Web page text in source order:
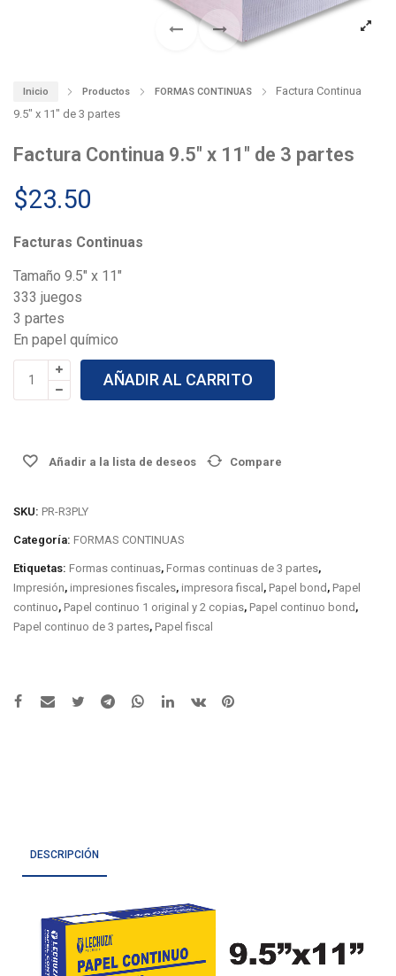
Inicio Productos FORMAS CONTINUAS
Factura Continua
9.5″ x 11″ de 3 partes
Factura Continua 9.5″ x 11″ de 3 partes
$23.50
Facturas Continuas
Tamaño 9.5″ x 11″
333 juegos
3 partes
En papel químico
Factura
Continua
de
partes
AÑADIR AL CARRITO
Añadir a la lista de deseos Compare
SKU: PR-R3PLY
Categoría: FORMAS CONTINUAS
Etiquetas: Formas continuas, Formas continuas de 3 partes,
Impresión, impresiones fiscales, impresora fiscal, Papel bond, Papel
continuo, Papel continuo 1 original y 2 copias, Papel continuo bond,
Papel continuo de 3 partes, Papel fiscal
DESCRIPCIÓN